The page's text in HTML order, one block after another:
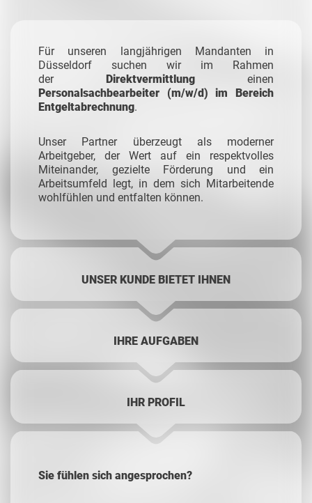
Für unseren langjährigen Mandanten in
Düsseldorf suchen wir im Rahmen
der Direktvermittlung einen
Personalsachbearbeiter (m/w/d) im Bereich
Entgeltabrechnung.
Unser Partner überzeugt als moderner
Arbeitgeber, der Wert auf ein respektvolles
Miteinander, gezielte Förderung und ein
Arbeitsumfeld legt, in dem sich Mitarbeitende
wohlfühlen und entfalten können.
UNSER KUNDE BIETET IHNEN
IHRE AUFGABEN
IHR PROFIL
Sie fühlen sich angesprochen?